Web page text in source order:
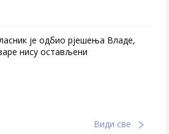
је одбио рјешења Владе,
нису остављени
Види све